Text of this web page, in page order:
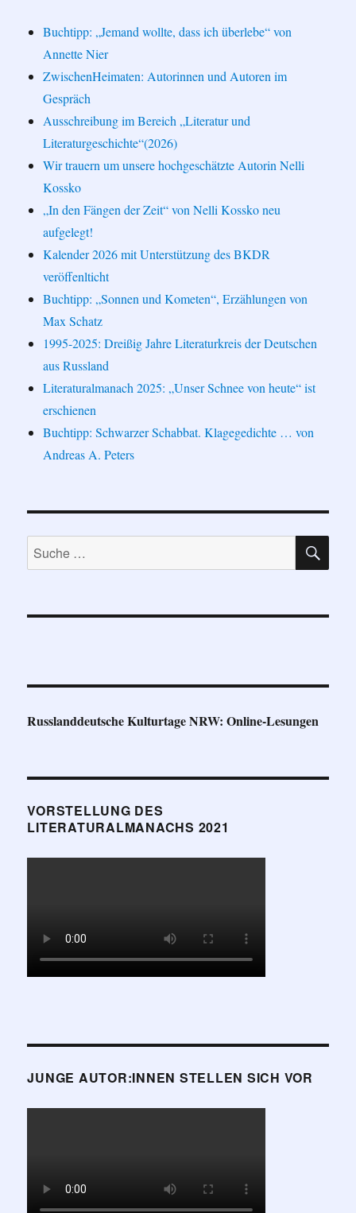
Buchtipp: „Jemand wollte, dass ich überlebe“ von
Annette Nier
ZwischenHeimaten: Autorinnen und Autoren im
Gespräch
Ausschreibung im Bereich „Literatur und
Literaturgeschichte“(2026)
Wir trauern um unsere hochgeschätzte Autorin Nelli
Kossko
„In den Fängen der Zeit“ von Nelli Kossko neu
aufgelegt!
Kalender 2026 mit Unterstützung des BKDR
veröffenlticht
Buchtipp: „Sonnen und Kometen“, Erzählungen von
Max Schatz
1995-2025: Dreißig Jahre Literaturkreis der Deutschen
aus Russland
Literaturalmanach 2025: „Unser Schnee von heute“ ist
erschienen
Buchtipp: Schwarzer Schabbat. Klagegedichte … von
Andreas A. Peters
Suche
nach:
Russlanddeutsche Kulturtage NRW: Online-Lesungen
VORSTELLUNG DES
LITERATURALMANACHS 2021
JUNGE AUTOR:INNEN STELLEN SICH VOR